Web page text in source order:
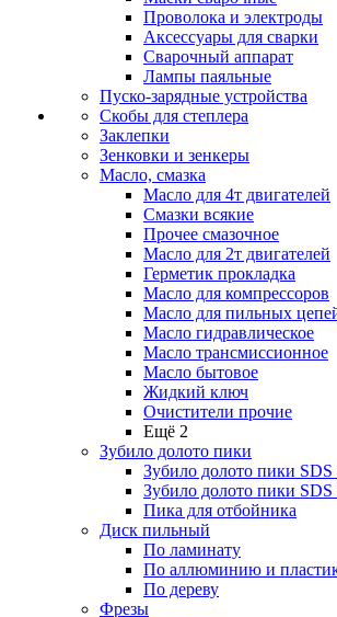
Проволока и электроды
Аксессуары для сварки
Сварочный аппарат
Лампы паяльные
Пуско-зарядные устройства
Скобы для степлера
Заклепки
Зенковки и зенкеры
Масло, смазка
Масло для 4т двигателей
Смазки всякие
Прочее смазочное
Масло для 2т двигателей
Герметик прокладка
Масло для компрессоров
Масло для пильных
Масло гидравлическое
Масло трансмиссионное
Масло бытовое
Жидкий ключ
Очистители прочие
Ещё 2
Зубило долото пики
Зубило долото пики SDS
Зубило долото пики SDS
Пика для отбойника
Диск пильный
По ламинату
По аллюминию и
По дереву
Фрезы